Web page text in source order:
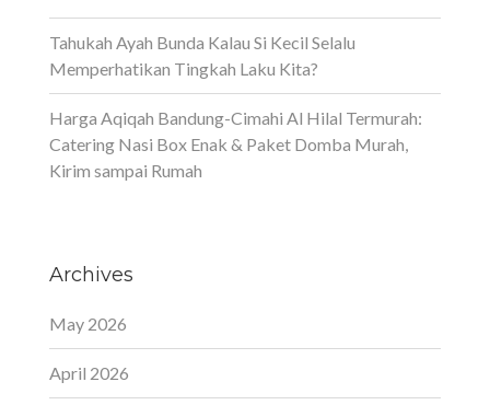
Tahukah Ayah Bunda Kalau Si Kecil Selalu
Memperhatikan Tingkah Laku Kita?
Harga Aqiqah Bandung-Cimahi Al Hilal Termurah:
Catering Nasi Box Enak & Paket Domba Murah,
Kirim sampai Rumah
Archives
May 2026
April 2026